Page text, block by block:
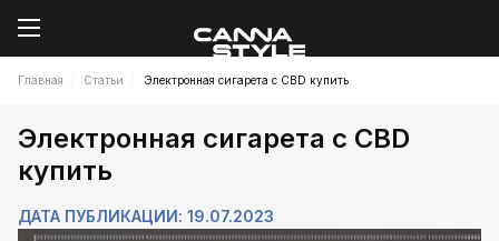
Главная Статьи Электронная сигарета с CBD купить
Электронная сигарета с CBD
купить
ДАТА ПУБЛИКАЦИИ: 19.07.2023